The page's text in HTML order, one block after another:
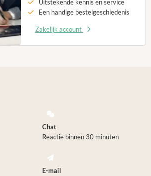
Uitstekende kennis en service
Een handige bestelgeschiedenis
Zakelijk account
Chat
Reactie binnen 30 minuten
E-mail